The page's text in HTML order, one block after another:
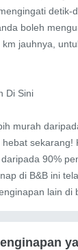
detik-
boleh
jauhnya,
Di Sini
murah
sekarang!
90%
di B&B ini
lain di